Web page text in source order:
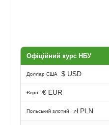
Офіційний курс НБУ
Доллар США $ USD
Євро € EUR
Польський злотий zł PLN